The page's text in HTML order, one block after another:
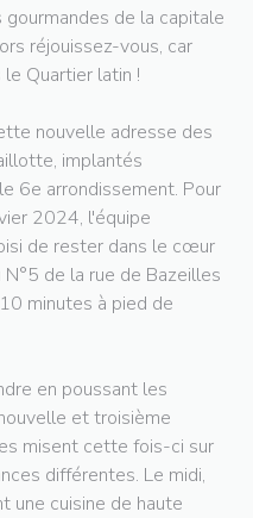
de la capitale
réjouissez-vous, car
Quartier latin !
nouvelle adresse des
implantés
6e arrondissement. Pour
2024, l'équipe
de rester dans le cœur
de la rue de Bazeilles
minutes à pied de
en poussant les
et troisième
misent cette fois-ci sur
différentes. Le midi,
une cuisine de haute